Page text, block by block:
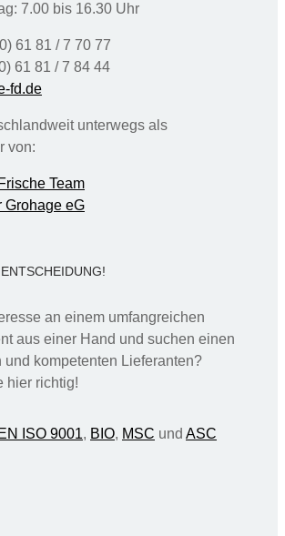
7.00 bis 16.30 Uhr
61 81 / 7 70 77
61 81 / 7 84 44
fd.de
unterwegs als
von:
an einem umfangreichen
aus einer Hand und suchen einen
und kompetenten Lieferanten?
hier richtig!
ISO 9001, BIO, MSC und ASC